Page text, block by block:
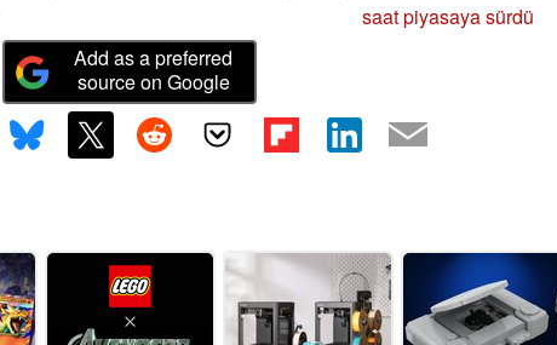
saat piyasaya sürdü
Add as a preferred
source on Google